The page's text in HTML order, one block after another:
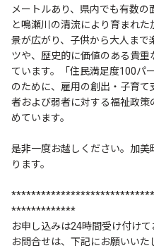
メートルあり、県内でも有数
と鳴瀬川の清流により育まれ
景が広がり、子供から大人ま
ツや、歴史的に価値のある貴
ています。「住民満足度100パ
のために、雇用の創出・子育
者および弱者に対する福祉政
めています。
是非一度お越しください。加
ります。
*************
お申し込みは24時間受け付けて
お問合せは、下記にお願いいた